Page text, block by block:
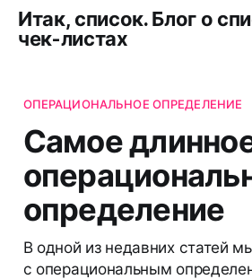
Итак, список. Блог о
чек-листах
ОПЕРАЦИОНАЛЬНОЕ ОПРЕДЕЛЕНИЕ
Самое
определение
В одной из недавних статей
с операциональным